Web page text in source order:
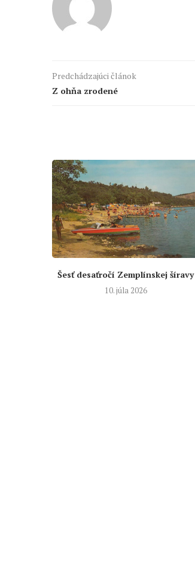
Predchádzajúci článok
Z ohňa zrodené
Šesť desaťročí Zemplínskej šíravy
10. júla 2026